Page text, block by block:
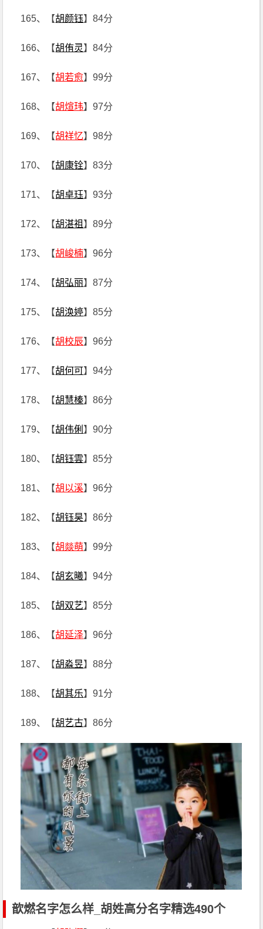
165、【胡颜钰】84分
166、【胡侑灵】84分
167、【胡若愈】99分
168、【胡煊玮】97分
169、【胡祥忆】98分
170、【胡康铨】83分
171、【胡卓珏】93分
172、【胡湛祖 】89分
173、【胡峻楠】96分
174、【胡弘丽】87分
175、【胡涣婷】85分
176、【胡校辰】96分
177、【胡何可】94分
178、【胡慧榛】86分
179、【胡伟俐 】90分
180、【胡钰雲】85分
181、【胡以溪】96分
182、【胡钰昊】86分
183、【胡燚萌】99分
184、【胡玄曦】94分
185、【胡双艺】85分
186、【胡延泽】96分
187、【胡淼昱】88分
188、【胡其乐】91分
189、【胡艺古】86分
歆燃名字怎么样_胡姓高分名字精选490个